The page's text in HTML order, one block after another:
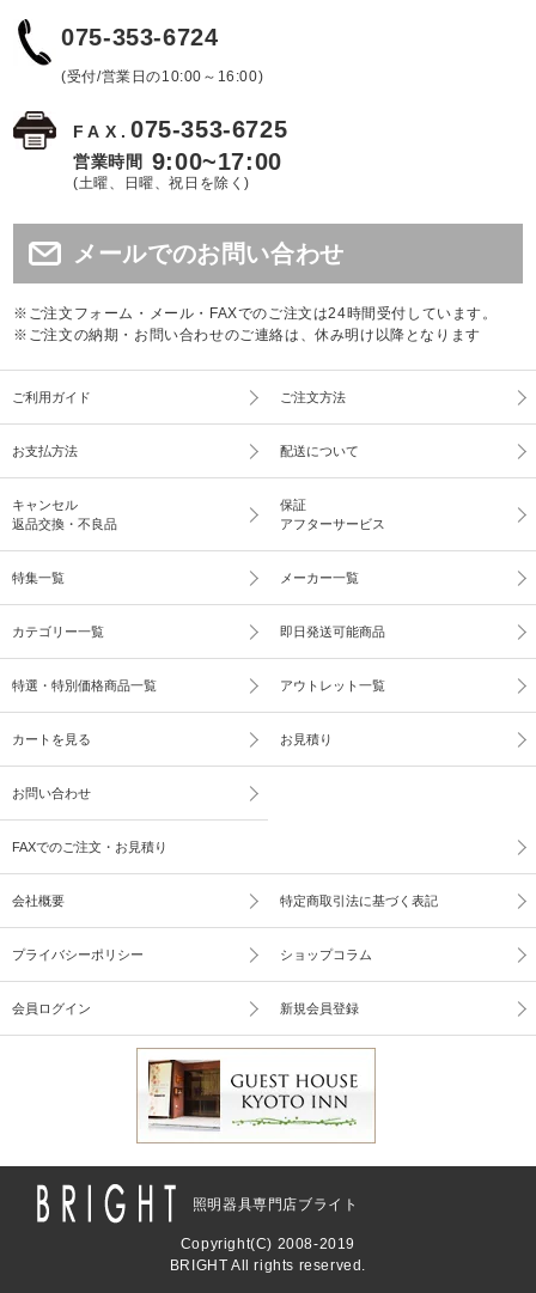
075-353-6724
(受付/営業日の10:00～16:00)
FAX.075-353-6725
営業時間 9:00~17:00
(土曜、日曜、祝日を除く)
メールでのお問い合わせ
※ご注文フォーム・メール・FAXでのご注文は24時間受付しています。
※ご注文の納期・お問い合わせのご連絡は、休み明け以降となります
ご利用ガイド ご注文方法
お支払方法 配送について
キャンセル
返品交換・不良品
保証
アフターサービス
特集一覧 メーカー一覧
カテゴリー一覧 即日発送可能商品
特選・特別価格商品一覧 アウトレット一覧
カートを見る お見積り
お問い合わせ
FAXでのご注文・お見積り
会社概要 特定商取引法に基づく表記
プライバシーポリシー ショップコラム
会員ログイン 新規会員登録
照明器具専門店ブライト
Copyright(C) 2008-2019
BRIGHT All rights reserved.